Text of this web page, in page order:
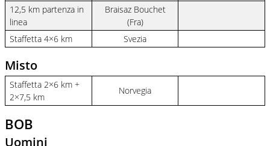
12,5 km partenza in
linea
Braisaz Bouchet
(Fra)
Staffetta 4×6 km
Svezia
Misto
Staffetta 2×6 km +
2×7,5 km
Norvegia
BOB
Uomini